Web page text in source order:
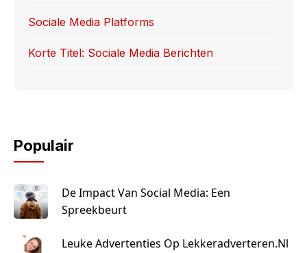
Sociale Media Platforms
Korte Titel: Sociale Media Berichten
Populair
De Impact Van Social Media: Een
Spreekbeurt
Leuke Advertenties Op Lekkeradverteren.nl